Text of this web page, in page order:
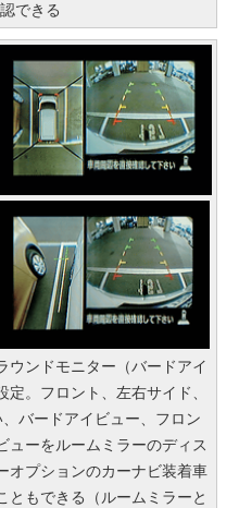
認できる
ウンドモニター（バードアイ
。フロント、左右サイド、
バードアイビュー、フロン
ューをルームミラーのディス
オプションのカーナビ装着車
ともできる（ルームミラーと